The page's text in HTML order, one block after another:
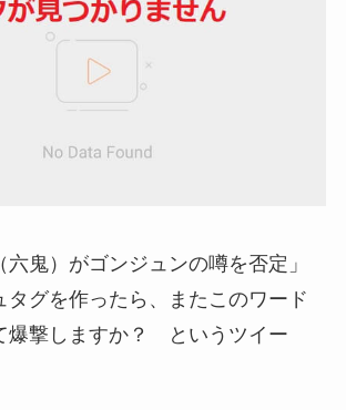
六鬼）がゴンジュンの噂を否定」
タグを作ったら、またこのワード
爆撃しますか？ というツイー